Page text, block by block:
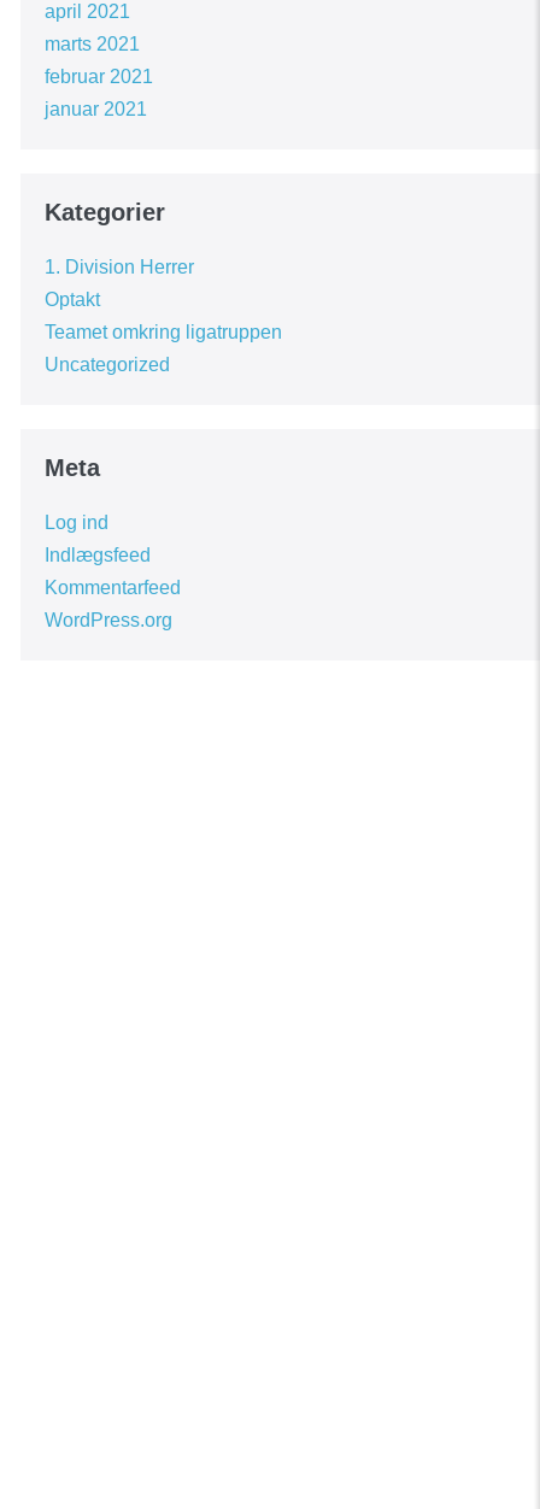
april 2021
marts 2021
februar 2021
januar 2021
Kategorier
1. Division Herrer
Optakt
Teamet omkring ligatruppen
Uncategorized
Meta
Log ind
Indlægsfeed
Kommentarfeed
WordPress.org